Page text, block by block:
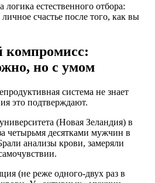
логика естественного отбора:
счастье после того, как вы
компромисс:
но с умом
система не знает
это подтверждают.
(Новая Зеландия) в
четырьмя десятками мужчин в
анализы крови, замеряли
(не реже одного-двух раз в